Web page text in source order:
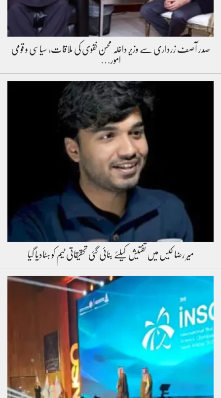
صدر آصف زرداری سے وزیر داخلہ محسن نقوی کی ملاقات، سیاسی و قومی
امور…
میر رضا کیس میں تفتیش کیلئے بنائی گئی تحقیقاتی ٹیم کو ہٹادیا گیا